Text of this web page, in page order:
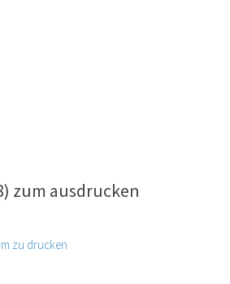
zum ausdrucken
zu drucken